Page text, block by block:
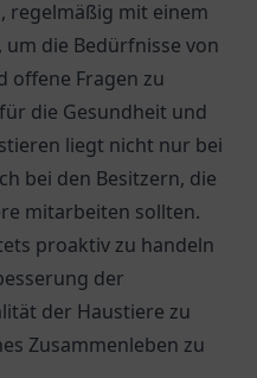
regelmäßig mit einem
die Bedürfnisse von
offene Fragen zu
die Gesundheit und
liegt nicht nur bei
bei den Besitzern, die
mitarbeiten sollten.
proaktiv zu handeln
der
der Haustiere zu
Zusammenleben zu